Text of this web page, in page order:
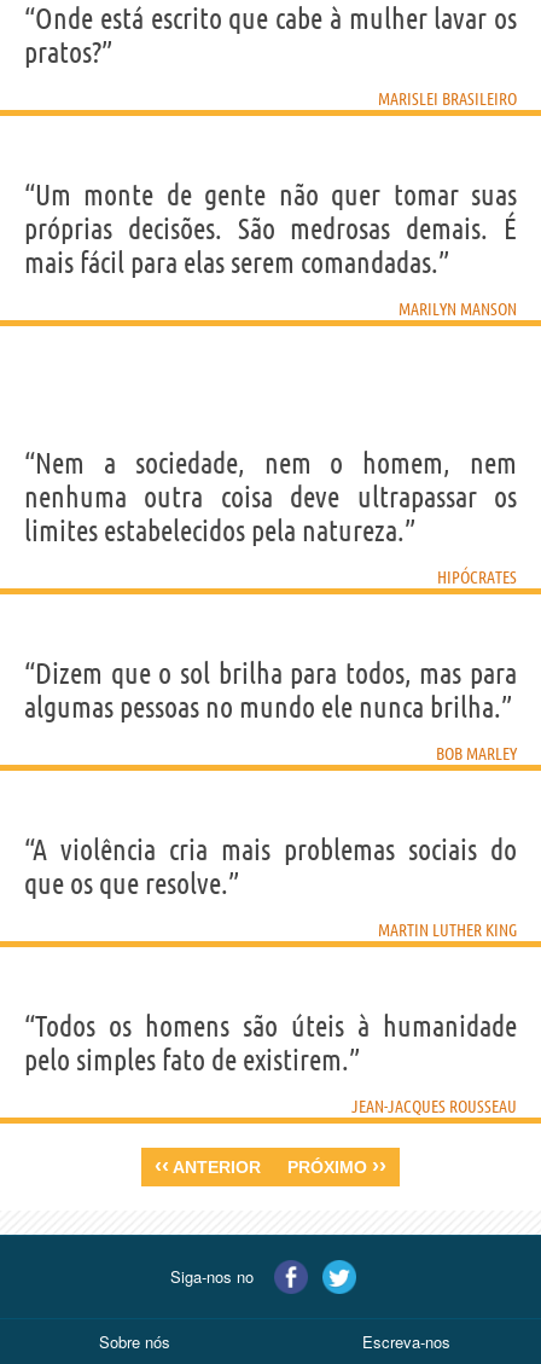
“Onde está escrito que cabe à mulher lavar os
pratos?”
MARISLEI BRASILEIRO
“Um monte de gente não quer tomar suas
próprias decisões. São medrosas demais. É
mais fácil para elas serem comandadas.”
MARILYN MANSON
“Nem a sociedade, nem o homem, nem
nenhuma outra coisa deve ultrapassar os
limites estabelecidos pela natureza.”
HIPÓCRATES
“Dizem que o sol brilha para todos, mas para
algumas pessoas no mundo ele nunca brilha.”
BOB MARLEY
“A violência cria mais problemas sociais do
que os que resolve.”
MARTIN LUTHER KING
“Todos os homens são úteis à humanidade
pelo simples fato de existirem.”
JEAN-JACQUES ROUSSEAU
‹‹ ANTERIOR PRÓXIMO ››
Siga-nos no
Sobre nós Escreva-nos